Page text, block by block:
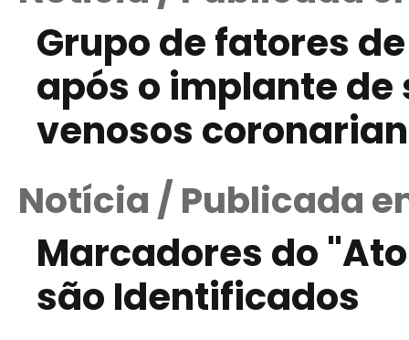
Grupo de fatores
após o implante
venosos
Notícia / Publicada
Marcadores do
são Identificados